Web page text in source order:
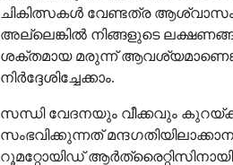
ചികിത്സകൾ വേണ്ടത്ര ആശ്വാസം
അല്ലെങ്കിൽ നിങ്ങളുടെ
ശക്തമായ മരുന്ന്
നിർദ്ദേശിച്ചേക്കാം.
സന്ധി വേദനയും വീക്കവും
സംഭവിക്കുന്നത്
റൂമറ്റോയിഡ്